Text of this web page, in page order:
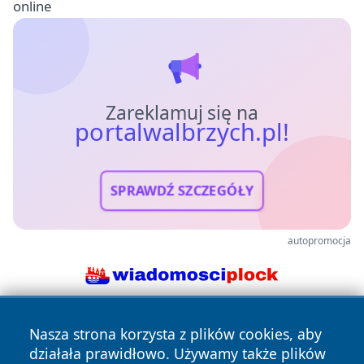
online
Zareklamuj się na
portalwalbrzych.pl!
SPRAWDŹ SZCZEGÓŁY
autopromocja
Nasza strona korzysta z plików cookies, aby
działała prawidłowo. Używamy także plików